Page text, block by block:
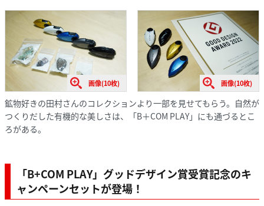
画像(10枚) 画像(10枚)
鉱物好きの田村さんのコレクションより一部を見せてもらう。自然が
つくりだした有機的な美しさは、「B＋COM PLAY」にも通づるとこ
ろがある。
「B+COM PLAY」グッドデザイン賞受賞記念のキ
ャンペーンセットが登場！